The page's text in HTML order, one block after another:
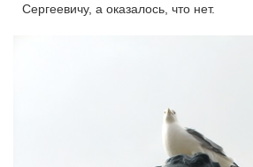
Сергеевичу, а оказалось, что нет.